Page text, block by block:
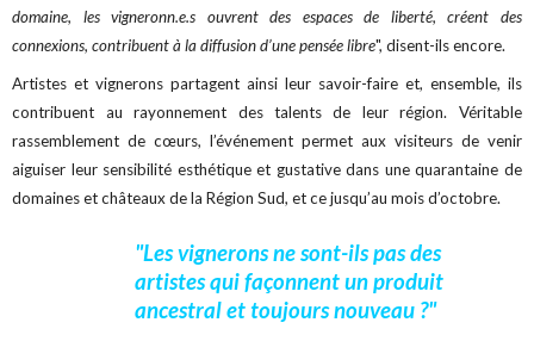
domaine, les vigneronn.e.s ouvrent des espaces de liberté, créent des
connexions, contribuent à la diffusion d’une pensée libre", disent-ils encore.
Artistes et vignerons partagent ainsi leur savoir-faire et, ensemble, ils
contribuent au rayonnement des talents de leur région. Véritable
rassemblement de cœurs, l’événement permet aux visiteurs de venir
aiguiser leur sensibilité esthétique et gustative dans une quarantaine de
domaines et châteaux de la Région Sud, et ce jusqu’au mois d’octobre.
"Les vignerons ne sont-ils pas des
artistes qui façonnent un produit
ancestral et toujours nouveau ?"